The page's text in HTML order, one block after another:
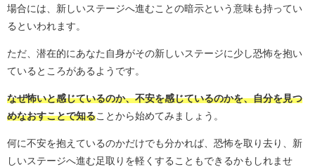
場合には、新しいステージへ進むことの暗示という意味も持ってい
るといわれます。
ただ、潜在的にあなた自身がその新しいステージに少し恐怖を抱い
ているところがあるようです。
なぜ怖いと感じているのか、不安を感じているのかを、自分を見つ
めなおすことで知ることから始めてみましょう。
何に不安を抱えているのかだけでも分かれば、恐怖を取り去り、新
しいステージへ進む足取りを軽くすることもできるかもしれませ